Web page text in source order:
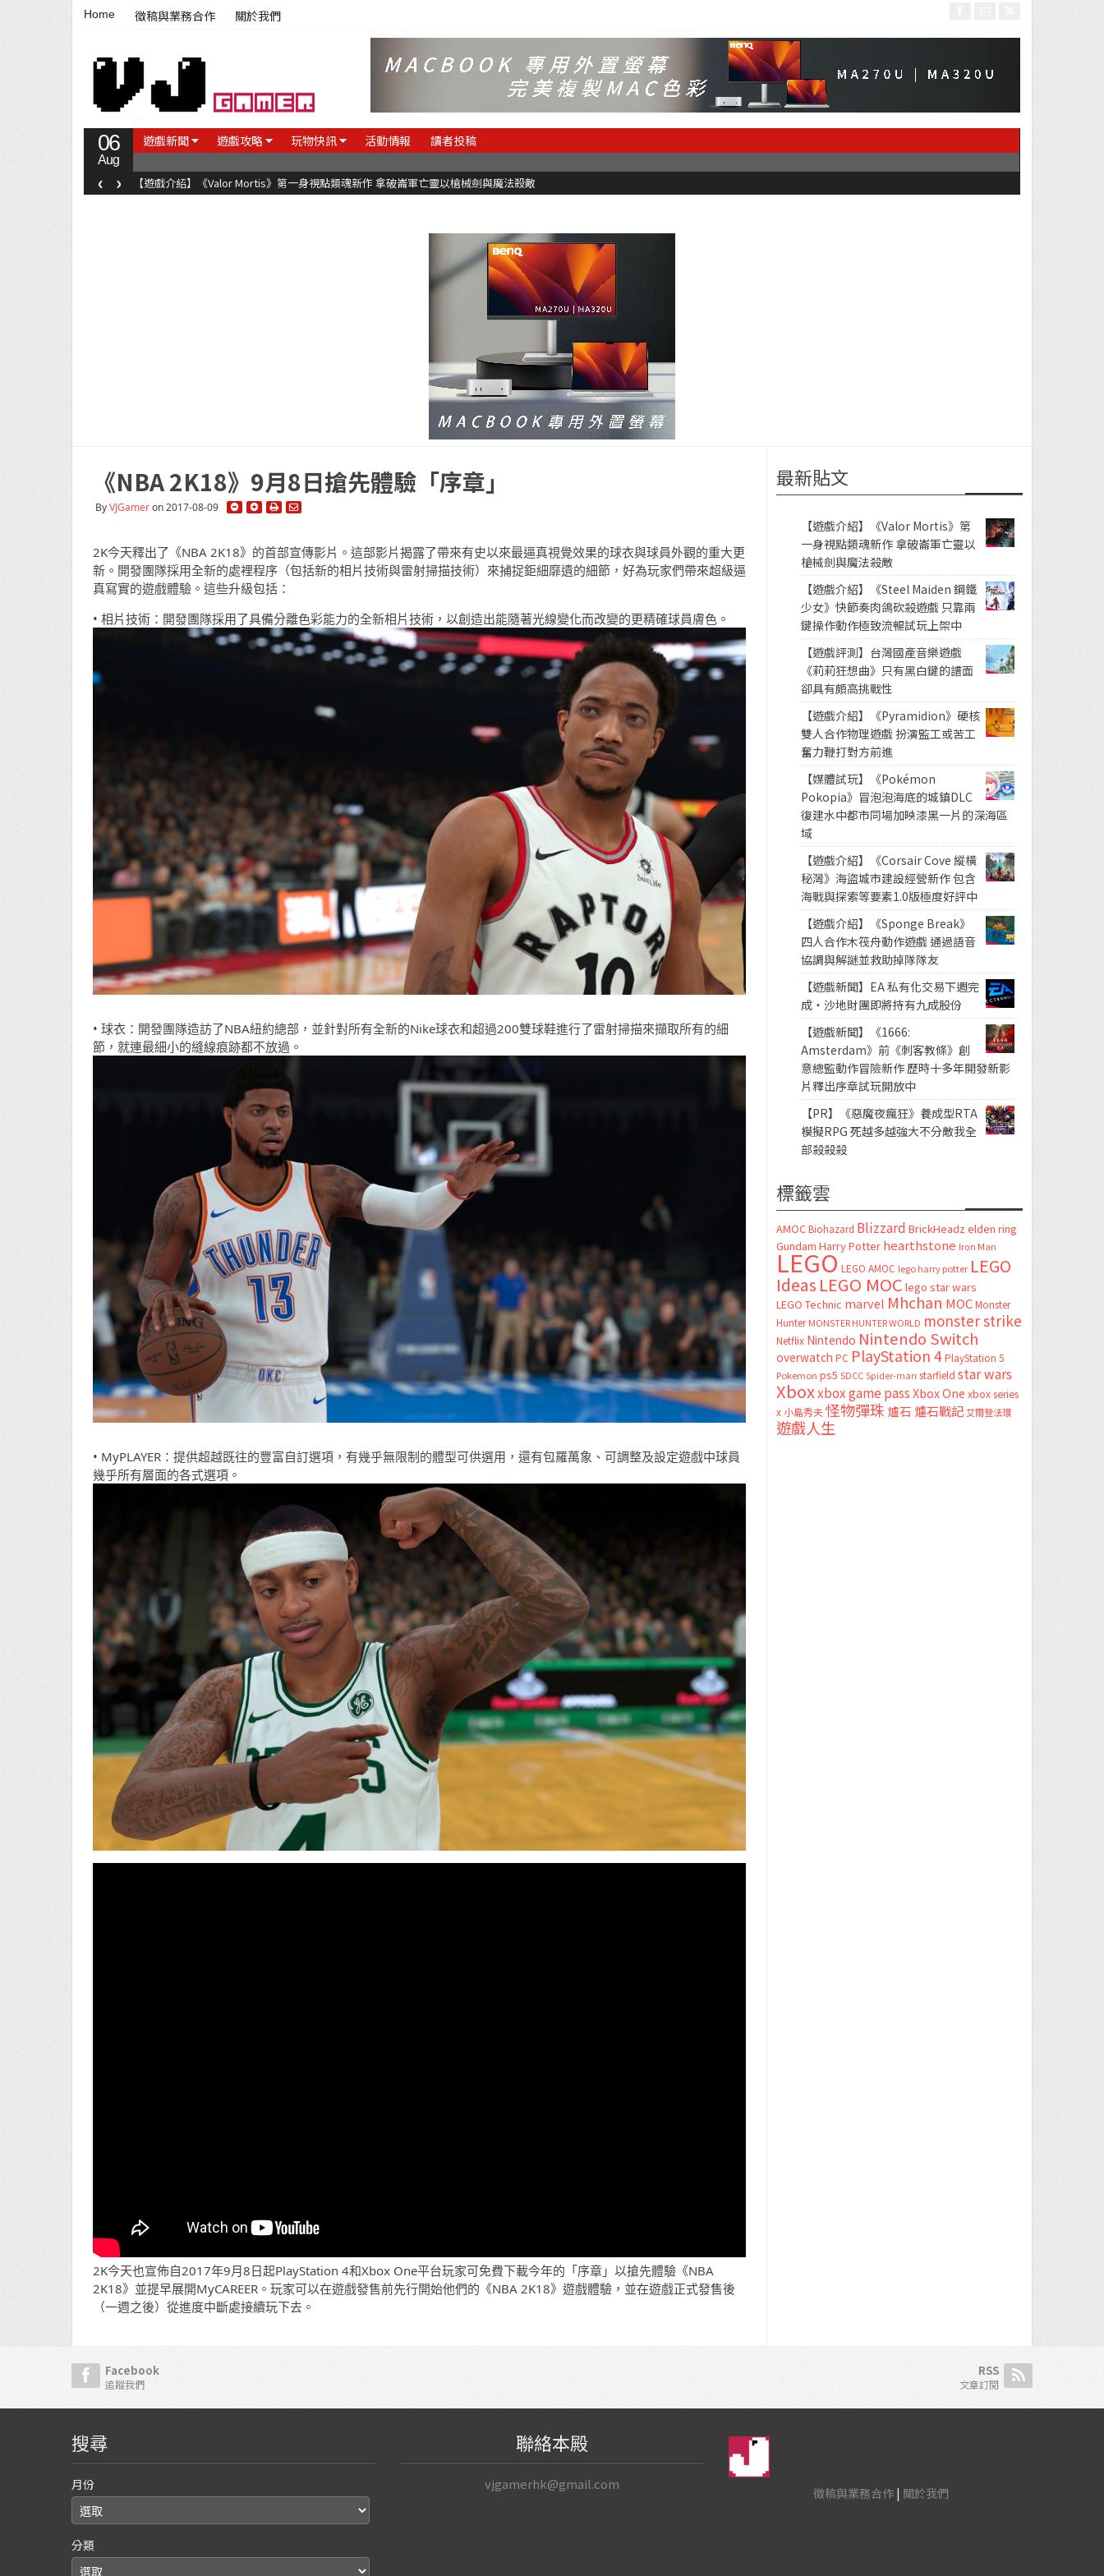
Home 徵稿與業務合作 關於我們
06
Aug
遊戲新聞 遊戲攻略 玩物快訊 活動情報 讀者投稿
【遊戲介紹】《Valor Mortis》第一身視點類魂新作 拿破崙軍亡靈以槍械劍與魔法殺敵
‹ ›
《NBA 2K18》9月8日搶先體驗「序章」
ByVJGameron 2017-08-09
2K今天釋出了《NBA 2K18》的首部宣傳影片。這部影片揭露了帶來有史以來最逼真視覺效果的球衣與球員外觀的重大更
新。開發團隊採用全新的處裡程序（包括新的相片技術與雷射掃描技術）來捕捉鉅細靡遺的細節，好為玩家們帶來超級逼
真寫實的遊戲體驗。這些升級包括：
• 相片技術：開發團隊採用了具備分離色彩能力的全新相片技術，以創造出能隨著光線變化而改變的更精確球員膚色。
• 球衣：開發團隊造訪了NBA紐約總部，並針對所有全新的Nike球衣和超過200雙球鞋進行了雷射掃描來擷取所有的細
節，就連最細小的縫線痕跡都不放過。
• MyPLAYER：提供超越既往的豐富自訂選項，有幾乎無限制的體型可供選用，還有包羅萬象、可調整及設定遊戲中球員
幾乎所有層面的各式選項。
2K今天也宣佈自2017年9月8日起PlayStation 4和Xbox One平台玩家可免費下載今年的「序章」以搶先體驗《NBA
2K18》並提早展開MyCAREER 。 玩家可以在遊戲發售前先行開始他們的《NBA 2K18》遊戲體驗，並在遊戲正式發售後
（一週之後） 從進度中斷處接續玩下去。
最新貼文
【遊戲介紹】《Valor Mortis》第
一身視點類魂新作 拿破崙軍亡靈以
槍械劍與魔法殺敵
【遊戲介紹】《Steel Maiden 鋼鐵
少女》快節奏肉鴿砍殺遊戲 只靠兩
鍵操作動作極致流暢試玩上架中
【遊戲評測】台灣國產音樂遊戲
《莉莉狂想曲》只有黑白鍵的譜面
卻具有頗高挑戰性
【遊戲介紹】《Pyramidion》硬核
雙人合作物理遊戲 扮演監工或苦工
奮力鞭打對方前進
【媒體試玩】《Pokémon
Pokopia》冒泡泡海底的城鎮DLC
復建水中都市同場加映漆黑一片的深海區
域
【遊戲介紹】《Corsair Cove 縱橫
秘灣》海盜城市建設經營新作 包含
海戰與探索等要素1.0版極度好評中
【遊戲介紹】《Sponge Break》
四人合作木筏舟動作遊戲 通過語音
協調與解謎並救助掉隊隊友
【遊戲新聞】EA 私有化交易下週完
成・沙地財團即將持有九成股份
【遊戲新聞】《1666:
Amsterdam》前《刺客教條》創
意總監動作冒險新作 歷時十多年開發新影
片釋出序章試玩開放中
【PR】《惡魔夜瘋狂》養成型RTA
模擬RPG 死越多越強大不分敵我全
部殺殺殺
標籤雲
AMOC Biohazard Blizzard BrickHeadz elden ring
Gundam Harry Potter hearthstone Iron Man
LEGO LEGO AMOC lego harry potter LEGO
Ideas LEGO MOC lego star wars
LEGO Technic marvel Mhchan MOC Monster
Hunter MONSTER HUNTER WORLD monster strike
Netflix Nintendo Nintendo Switch
overwatch PC PlayStation 4 PlayStation 5
Pokemon ps5 SDCC Spider-man starfield star wars
Xboxxbox game passXbox One xbox series
x 小島秀夫怪物彈珠 爐石 爐石戰記艾爾登法環
遊戲人生
Facebook
追蹤我們
RSS
文章訂閱
搜尋
月份
分類
聯絡本殿
vjgamerhk@gmail.com
徵稿與業務合作| 關於我們